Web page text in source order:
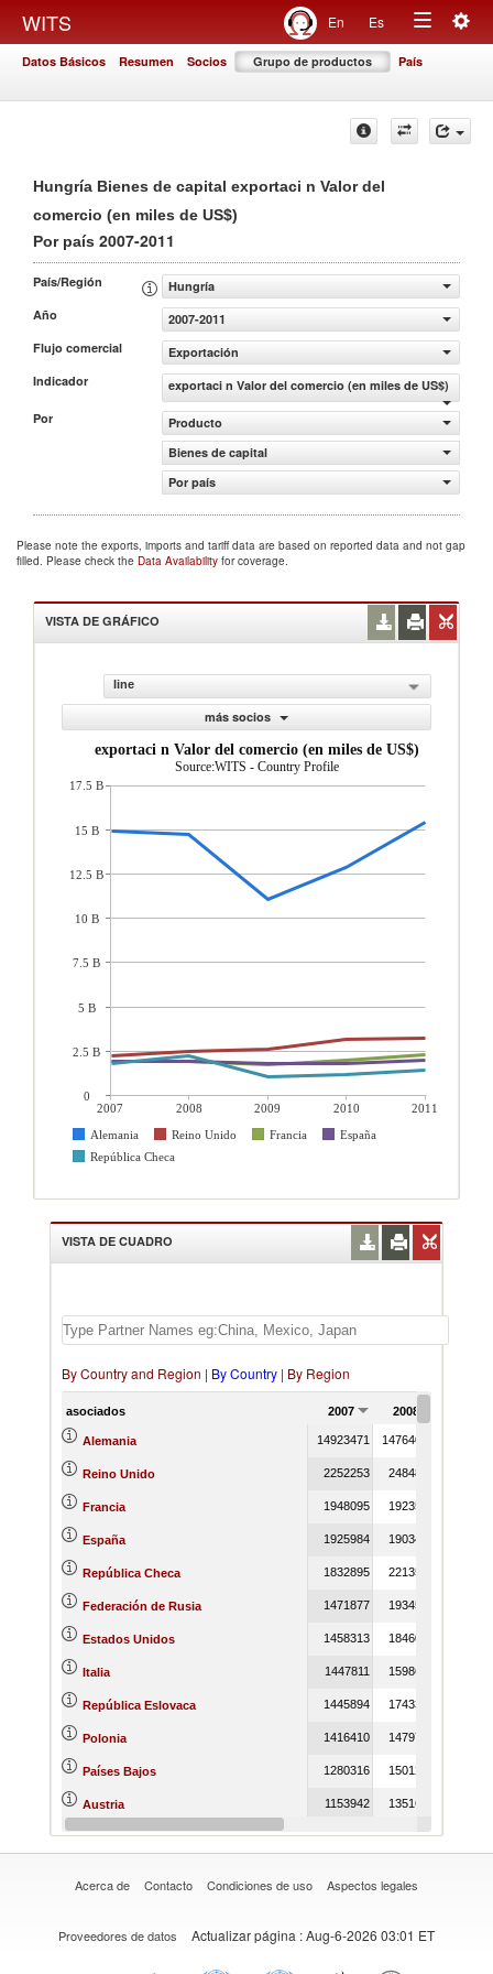
WITS En Es
Toggle
Datos Básicos Resumen Socios Grupo de productos País
Hungría Bienes de capital exportaci n Valor del
comercio (en miles de US$)
Por país 2007-2011
País/Región
Hungría
Año
2007-2011
Flujo comercial
Exportación
Indicador
exportaci n Valor del comercio (en miles de US$)
Por
Producto
Bienes de capital
Por país
Please note the exports, imports and tariff data are based on reported data and not gap
filled. Please check the Data Availability for coverage.
VISTA DE GRÁFICO
line
más socios
exportaci n Valor del comercio (en miles de US$)
Source:WITS - Country Profile
2007 2008 2009 2010
2011
Alemania
Reino Unido Francia
España
República Checa
17.5 B
15 B
12.5 B
10 B
7.5 B
5 B
2.5 B
0
VISTA DE CUADRO
By Country and Region | By Country | By Region
asociados 2007 2008
Alemania 14923471 14764040
Reino Unido 2252253 2484880
Francia 1948095 1923534
España 1925984 1903448
República Checa 1832895 2213575
Federación de Rusia 1471877 1934563
Estados Unidos 1458313 1846013
Italia 1447811 1598661
República Eslovaca 1445894 1743390
Polonia 1416410 1479748
Países Bajos 1280316 1501213
Austria 1153942 1351602
Turquía 906545 875892
Acerca de Contacto Condiciones de uso Aspectos legales
Proveedores de datos Actualizar página : Aug-6-2026 03:01 ET